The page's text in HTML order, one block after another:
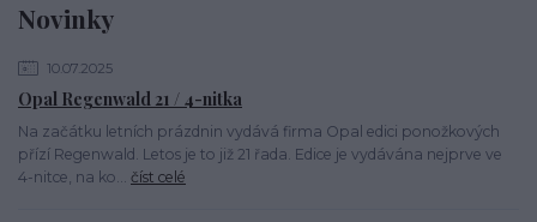
Novinky
10.07.2025
Opal Regenwald 21 / 4-nitka
Na začátku letních prázdnin vydává firma Opal edici ponožkových
přízí Regenwald. Letos je to již 21 řada. Edice je vydávána nejprve ve
4-nitce, na ko... číst celé